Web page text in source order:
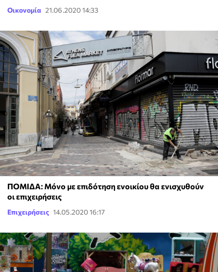
Οικονομία 21.06.2020 14:33
ΠΟΜΙΔΑ: Μόνο με επιδότηση ενοικίου θα ενισχυθούν
οι επιχειρήσεις
Επιχειρήσεις 14.05.2020 16:17